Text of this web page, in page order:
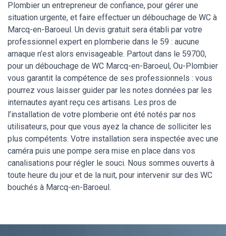
Plombier un entrepreneur de confiance, pour gérer une
situation urgente, et faire effectuer un débouchage de WC à
Marcq-en-Baroeul. Un devis gratuit sera établi par votre
professionnel expert en plomberie dans le 59 : aucune
arnaque n’est alors envisageable. Partout dans le 59700,
pour un débouchage de WC Marcq-en-Baroeul, Ou-Plombier
vous garantit la compétence de ses professionnels : vous
pourrez vous laisser guider par les notes données par les
internautes ayant reçu ces artisans. Les pros de
l’installation de votre plomberie ont été notés par nos
utilisateurs, pour que vous ayez la chance de solliciter les
plus compétents. Votre installation sera inspectée avec une
caméra puis une pompe sera mise en place dans vos
canalisations pour régler le souci. Nous sommes ouverts à
toute heure du jour et de la nuit, pour intervenir sur des WC
bouchés à Marcq-en-Baroeul.